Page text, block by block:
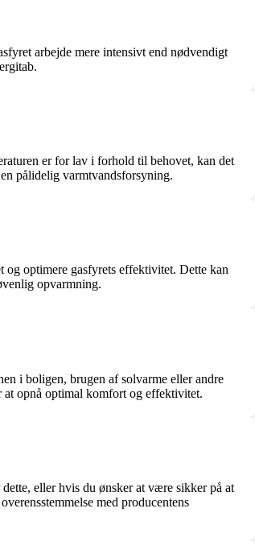
arbejde mere intensivt end nødvendigt
er for lav i forhold til behovet, kan det
pålidelig varmtvandsforsyning.
og optimere gasfyrets effektivitet. Dette kan
opvarmning.
i boligen, brugen af solvarme eller andre
at opnå optimal komfort og effektivitet.
eller hvis du ønsker at være sikker på at
med producentens